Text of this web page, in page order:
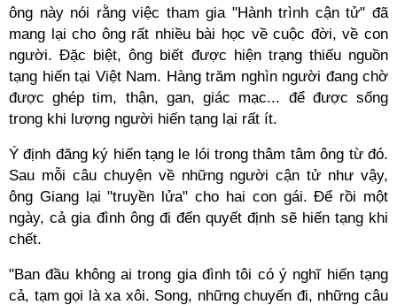
ông này nói rằng việc tham gia "Hành trình cận tử" đã
mang lại cho ông rất nhiều bài học về cuộc đời, về con
người. Đặc biệt, ông biết được hiện trạng thiếu nguồn
tạng hiến tại Việt Nam. Hàng trăm nghìn người đang chờ
được ghép tim, thận, gan, giác mạc... để được sống
trong khi lượng người hiến tạng lại rất ít.
Ý định đăng ký hiến tạng le lói trong thâm tâm ông từ đó.
Sau mỗi câu chuyện về những người cận tử như vậy,
ông Giang lại "truyền lửa" cho hai con gái. Để rồi một
ngày, cả gia đình ông đi đến quyết định sẽ hiến tạng khi
chết.
"Ban đầu không ai trong gia đình tôi có ý nghĩ hiến tạng
cả, tạm gọi là xa xôi. Song, những chuyến đi, những câu